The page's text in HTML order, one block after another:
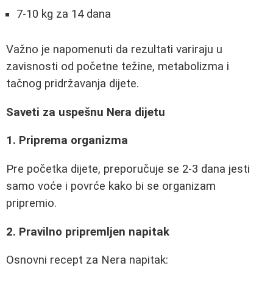
7-10 kg za 14 dana
Važno je napomenuti da rezultati variraju u
zavisnosti od početne težine, metabolizma i
tačnog pridržavanja dijete.
Saveti za uspešnu Nera dijetu
1. Priprema organizma
Pre početka dijete, preporučuje se 2-3 dana jesti
samo voće i povrće kako bi se organizam
pripremio.
2. Pravilno pripremljen napitak
Osnovni recept za Nera napitak: